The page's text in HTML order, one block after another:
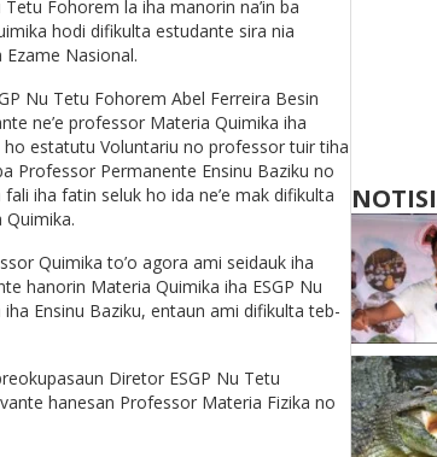
Tetu Fohorem la iha manorin na’in ba
hodi difikulta estudante sira nia
Nasional.
Nu Tetu Fohorem Abel Ferreira Besin
ne’e professor Materia Quimika iha
estatutu Voluntariu no professor tuir tiha
Professor Permanente Ensinu Baziku no
iha fatin seluk ho ida ne’e mak difikulta
Quimika to’o agora ami seidauk iha
hanorin Materia Quimika iha ESGP Nu
Ensinu Baziku, entaun ami difikulta teb-
Diretor ESGP Nu Tetu
hanesan Professor Materia Fizika no